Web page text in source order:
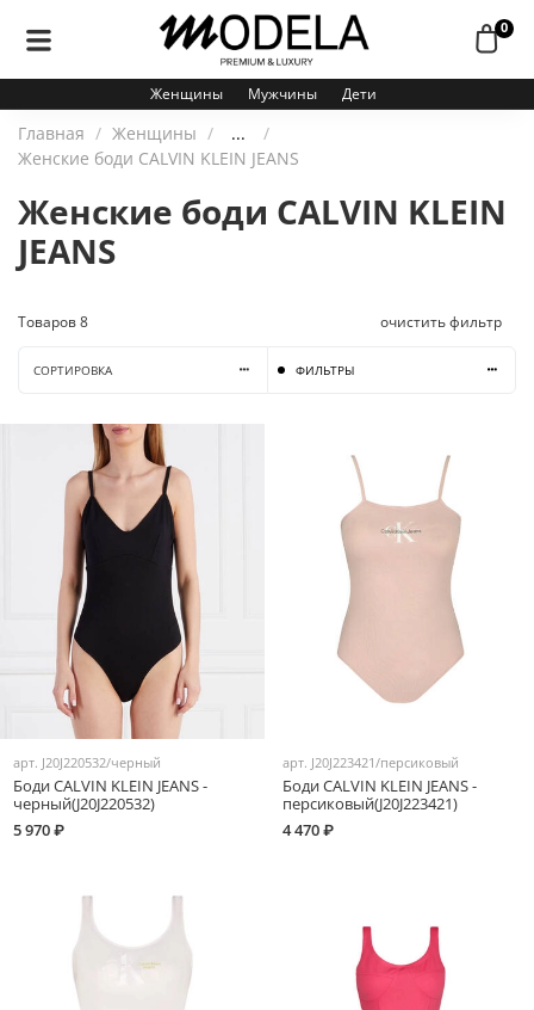
0
Женщины Мужчины Дети
Главная Женщины
...
Женские боди CALVIN KLEIN JEANS
Женские боди CALVIN KLEIN
JEANS
Товаров8 очистить фильтр
СОРТИРОВКА ФИЛЬТРЫ
арт. J20J220532/черный
Боди CALVIN KLEIN JEANS -
черный(J20J220532)
5 970 ₽
арт. J20J223421/персиковый
Боди CALVIN KLEIN JEANS -
персиковый(J20J223421)
4 470 ₽